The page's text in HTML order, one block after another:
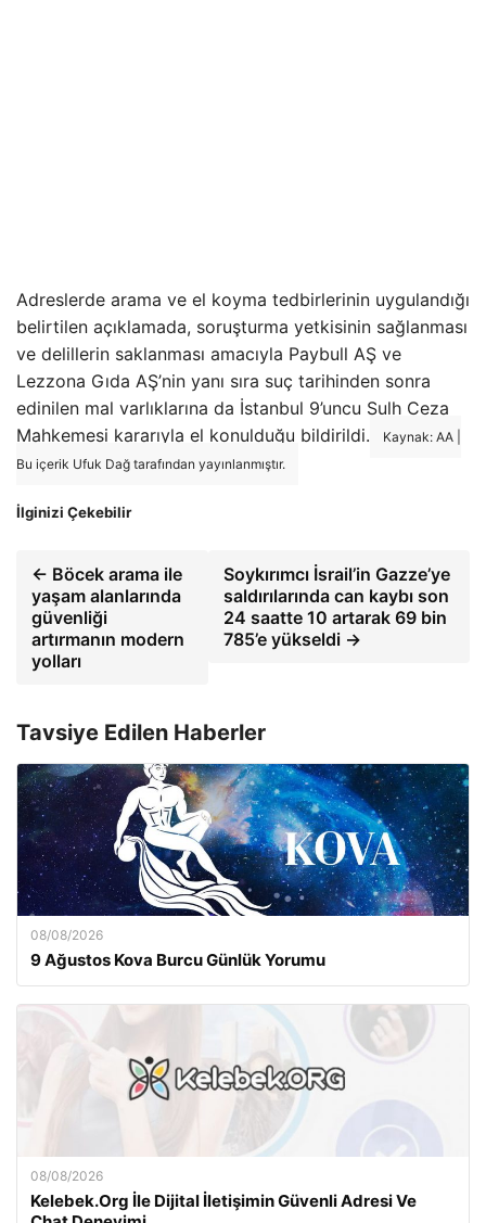
Adreslerde arama ve el koyma tedbirlerinin uygulandığı
belirtilen açıklamada, soruşturma yetkisinin sağlanması
ve delillerin saklanması amacıyla Paybull AŞ ve
Lezzona Gıda AŞ’nin yanı sıra suç tarihinden sonra
edinilen mal varlıklarına da İstanbul 9’uncu Sulh Ceza
Mahkemesi kararıyla el konulduğu bildirildi.
Kaynak: AA |
Bu içerik Ufuk Dağ tarafından yayınlanmıştır.
İlginizi Çekebilir
← Böcek arama ile
yaşam alanlarında
güvenliği
artırmanın modern
yolları
Soykırımcı İsrail’in Gazze’ye
saldırılarında can kaybı son
24 saatte 10 artarak 69 bin
785’e yükseldi →
Tavsiye Edilen Haberler
08/08/2026
9 Ağustos Kova Burcu Günlük Yorumu
08/08/2026
Kelebek.Org İle Dijital İletişimin Güvenli Adresi Ve